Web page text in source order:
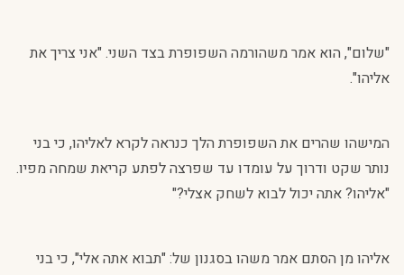
"שלום", הוא אמר משהורמה השפופרת בצד השני. "אני צריך את
אליהו".
המישהו שהרים את השפופרת הלך כנראה לקרא לאליהו, כי בני
נותר שקט ודרוך על עומדו עד שפרצה לפתע קריאת שמחה מפיו.
"אליהו? אתה יכול לבוא לשחק אצלי?"
אליהו מן הסתם אמר משהו בסגנון של: "תבוא אתה אלי", כי בני